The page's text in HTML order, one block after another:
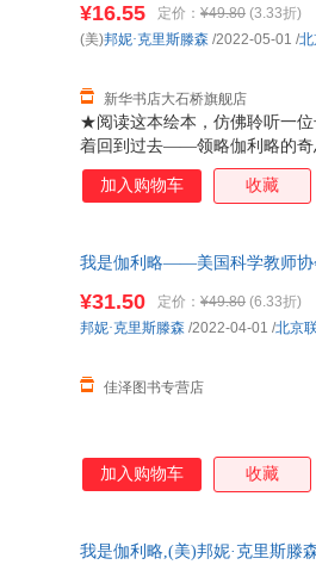
13284178503
★阅读这本绘本，仿佛聆听一
着回到过去——领略伽利略的奇
领域的重大发现，走入这位现
我，并拥有提出异议的勇气
¥16.55 定价： ¥49.80 (3.33折)
新华书店大石桥旗舰店
(美)邦妮·克里斯滕森 /2022-05-01 /
加入购物车 收藏
我是伽利略——美国科学教师协
¥31.50 定价： ¥49.80 (6.33折)
佳泽图书专营店
邦妮·克里斯滕森 /2022-04-01 /北京
加入购物车 收藏
我是伽利略,(美)邦妮·克里斯滕